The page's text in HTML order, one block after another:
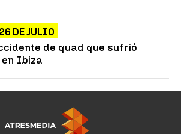
DE JULIO
de quad que sufrió
en Ibiza